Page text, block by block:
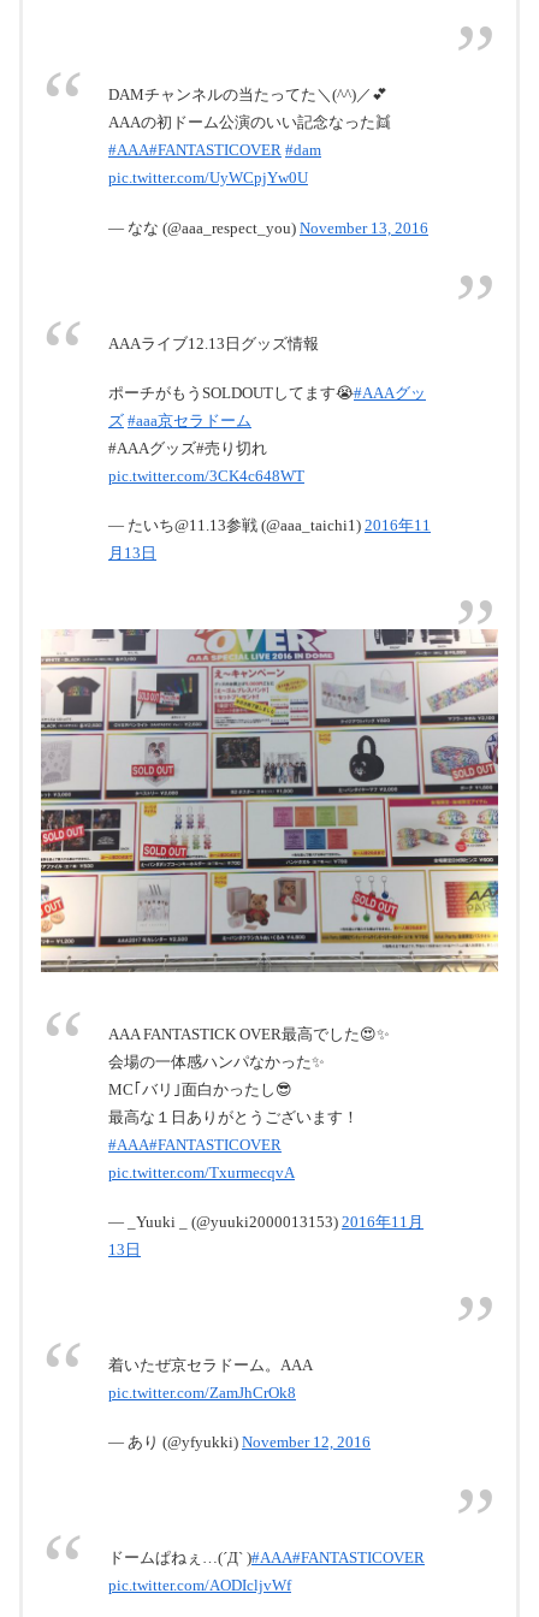
DAMチャンネルの当たってた＼(^^)／💕
AAAの初ドーム公演のいい記念なった👯
#AAA#FANTASTICOVER #dam
pic.twitter.com/UyWCpjYw0U
— なな (@aaa_respect_you) November 13, 2016
AAAライブ12.13日グッズ情報
ポーチがもうSOLDOUTしてます😭#AAAグッ
ズ #aaa京セラドーム
#AAAグッズ#売り切れ
pic.twitter.com/3CK4c648WT
— たいち@11.13参戦 (@aaa_taichi1) 2016年11
月13日
AAA FANTASTICK OVER最高でした😍✨
会場の一体感ハンパなかった✨
MC｢バリ｣面白かったし😎
最高な１日ありがとうございます！
#AAA#FANTASTICOVER
pic.twitter.com/TxurmecqvA
— _Yuuki _ (@yuuki2000013153) 2016年11月
13日
着いたぜ京セラドーム。AAA
pic.twitter.com/ZamJhCrOk8
— あり (@yfyukki) November 12, 2016
ドームぱねぇ…(´Д` )#AAA#FANTASTICOVER
pic.twitter.com/AODIcljvWf